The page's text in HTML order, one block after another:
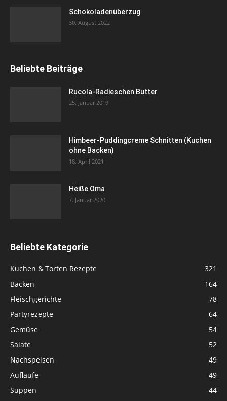
Schokoladenüberzug
30. August 2022
Beliebte Beiträge
Rucola-Radieschen Butter
25. Januar 2019
Himbeer-Puddingcreme Schnitten (Kuchen
ohne Backen)
18. April 2021
Heiße Oma
7. Januar 2020
Beliebte Kategorie
Kuchen & Torten Rezepte
321
Backen
164
Fleischgerichte
78
Partyrezepte
64
Gemüse
54
Salate
52
Nachspeisen
49
Aufläufe
49
Suppen
44